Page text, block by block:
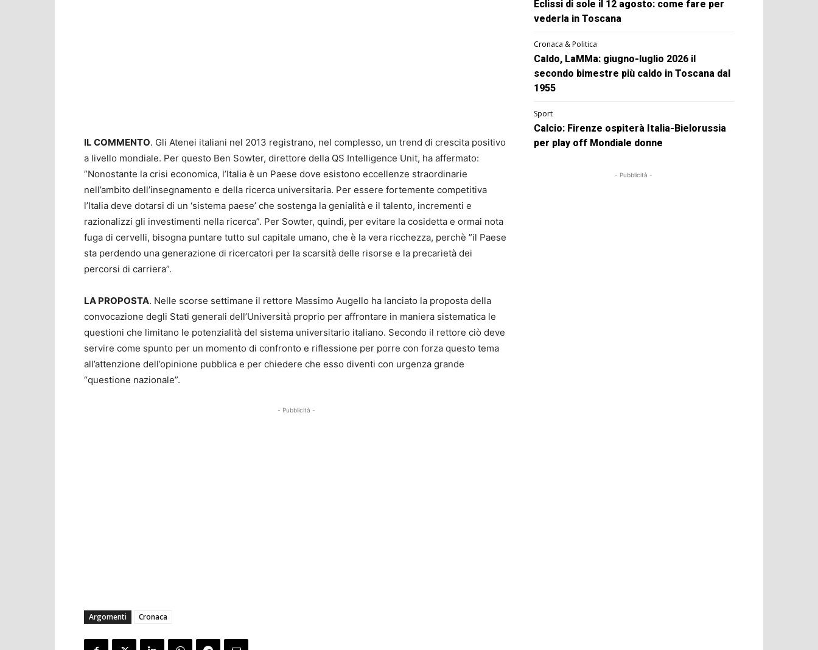
IL COMMENTO. Gli Atenei italiani nel 2013 registrano, nel complesso, un trend di crescita positivo
a livello mondiale. Per questo Ben Sowter, direttore della QS Intelligence Unit, ha affermato:
”Nonostante la crisi economica, l’Italia è un Paese dove esistono eccellenze straordinarie
nell’ambito dell’insegnamento e della ricerca universitaria. Per essere fortemente competitiva
l’Italia deve dotarsi di un ‘sistema paese’ che sostenga la genialità e il talento, incrementi e
razionalizzi gli investimenti nella ricerca”. Per Sowter, quindi, per evitare la cosidetta e ormai nota
fuga di cervelli, bisogna puntare tutto sul capitale umano, che è la vera ricchezza, perchè ”il Paese
sta perdendo una generazione di ricercatori per la scarsità delle risorse e la precarietà dei
percorsi di carriera”.
LA PROPOSTA. Nelle scorse settimane il rettore Massimo Augello ha lanciato la proposta della
convocazione degli Stati generali dell’Università proprio per affrontare in maniera sistematica le
questioni che limitano le potenzialità del sistema universitario italiano. Secondo il rettore ciò deve
servire come spunto per un momento di confronto e riflessione per porre con forza questo tema
all’attenzione dell’opinione pubblica e per chiedere che esso diventi con urgenza grande
“questione nazionale”.
- Pubblicità -
Argomenti Cronaca
Eclissi di sole il 12 agosto: come fare per
vederla in Toscana
Cronaca & Politica
Caldo, LaMMa: giugno-luglio 2026 il
secondo bimestre più caldo in Toscana dal
1955
Sport
Calcio: Firenze ospiterà Italia-Bielorussia
per play off Mondiale donne
- Pubblicità -